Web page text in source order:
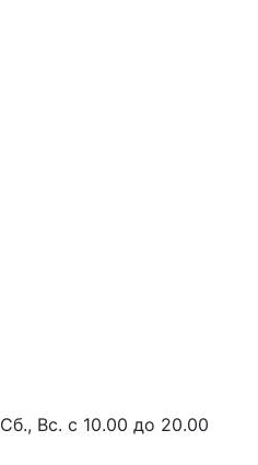
Сб., Вс. с 10.00 до 20.00